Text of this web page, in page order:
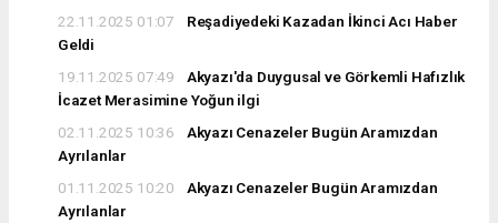
22.11.2025 01:07
Reşadiyedeki Kazadan İkinci Acı Haber
Geldi
19.11.2025 07:49
Akyazı'da Duygusal ve Görkemli Hafızlık
İcazet Merasimine Yoğun ilgi
02.11.2025 10:36
Akyazı Cenazeler Bugün Aramızdan
Ayrılanlar
01.11.2025 10:20
Akyazı Cenazeler Bugün Aramızdan
Ayrılanlar